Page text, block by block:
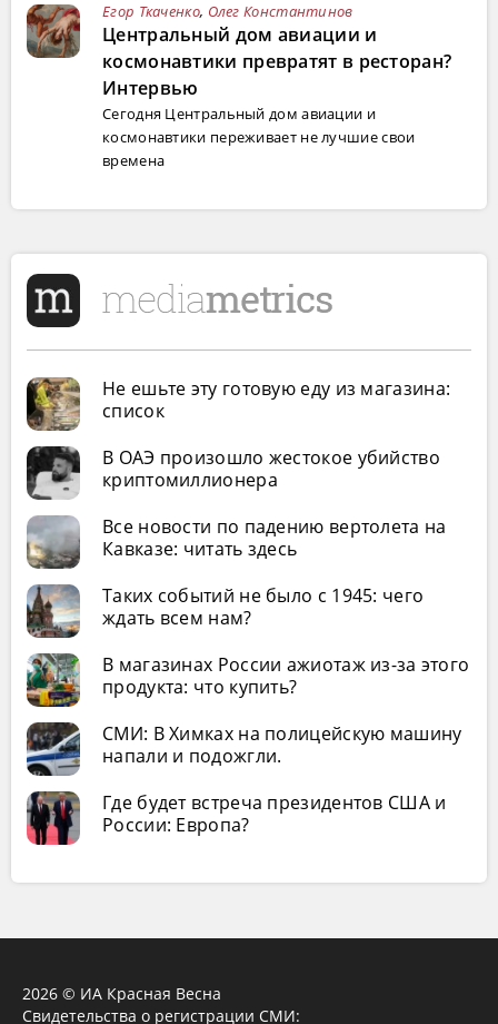
Егор Ткаченко, Олег Константинов
Центральный дом авиации и
космонавтики превратят в ресторан?
Интервью
Сегодня Центральный дом авиации и
космонавтики переживает не лучшие свои
времена
Не ешьте эту готовую еду из магазина:
список
В ОАЭ произошло жестокое убийство
криптомиллионера
Все новости по падению вертолета на
Кавказе: читать здесь
Таких событий не было с 1945: чего
ждать всем нам?
В магазинах России ажиотаж из-за этого
продукта: что купить?
СМИ: В Химках на полицейскую машину
напали и подожгли.
Где будет встреча президентов США и
России: Европа?
2026 © ИА Красная Весна
Свидетельства о регистрации СМИ: